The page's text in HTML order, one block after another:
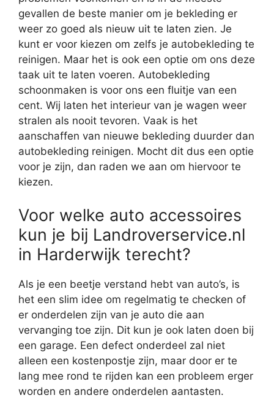
gevallen de beste manier om je bekleding er
weer zo goed als nieuw uit te laten zien. Je
kunt er voor kiezen om zelfs je autobekleding te
reinigen. Maar het is ook een optie om ons deze
taak uit te laten voeren. Autobekleding
schoonmaken is voor ons een fluitje van een
cent. Wij laten het interieur van je wagen weer
stralen als nooit tevoren. Vaak is het
aanschaffen van nieuwe bekleding duurder dan
autobekleding reinigen. Mocht dit dus een optie
voor je zijn, dan raden we aan om hiervoor te
kiezen.
Voor welke auto accessoires
kun je bij Landroverservice.nl
in Harderwijk terecht?
Als je een beetje verstand hebt van auto’s, is
het een slim idee om regelmatig te checken of
er onderdelen zijn van je auto die aan
vervanging toe zijn. Dit kun je ook laten doen bij
een garage. Een defect onderdeel zal niet
alleen een kostenpostje zijn, maar door er te
lang mee rond te rijden kan een probleem erger
worden en andere onderdelen aantasten.